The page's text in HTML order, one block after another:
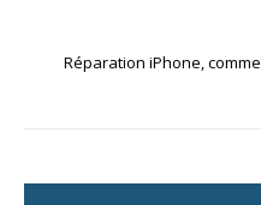
Réparation iPhone,